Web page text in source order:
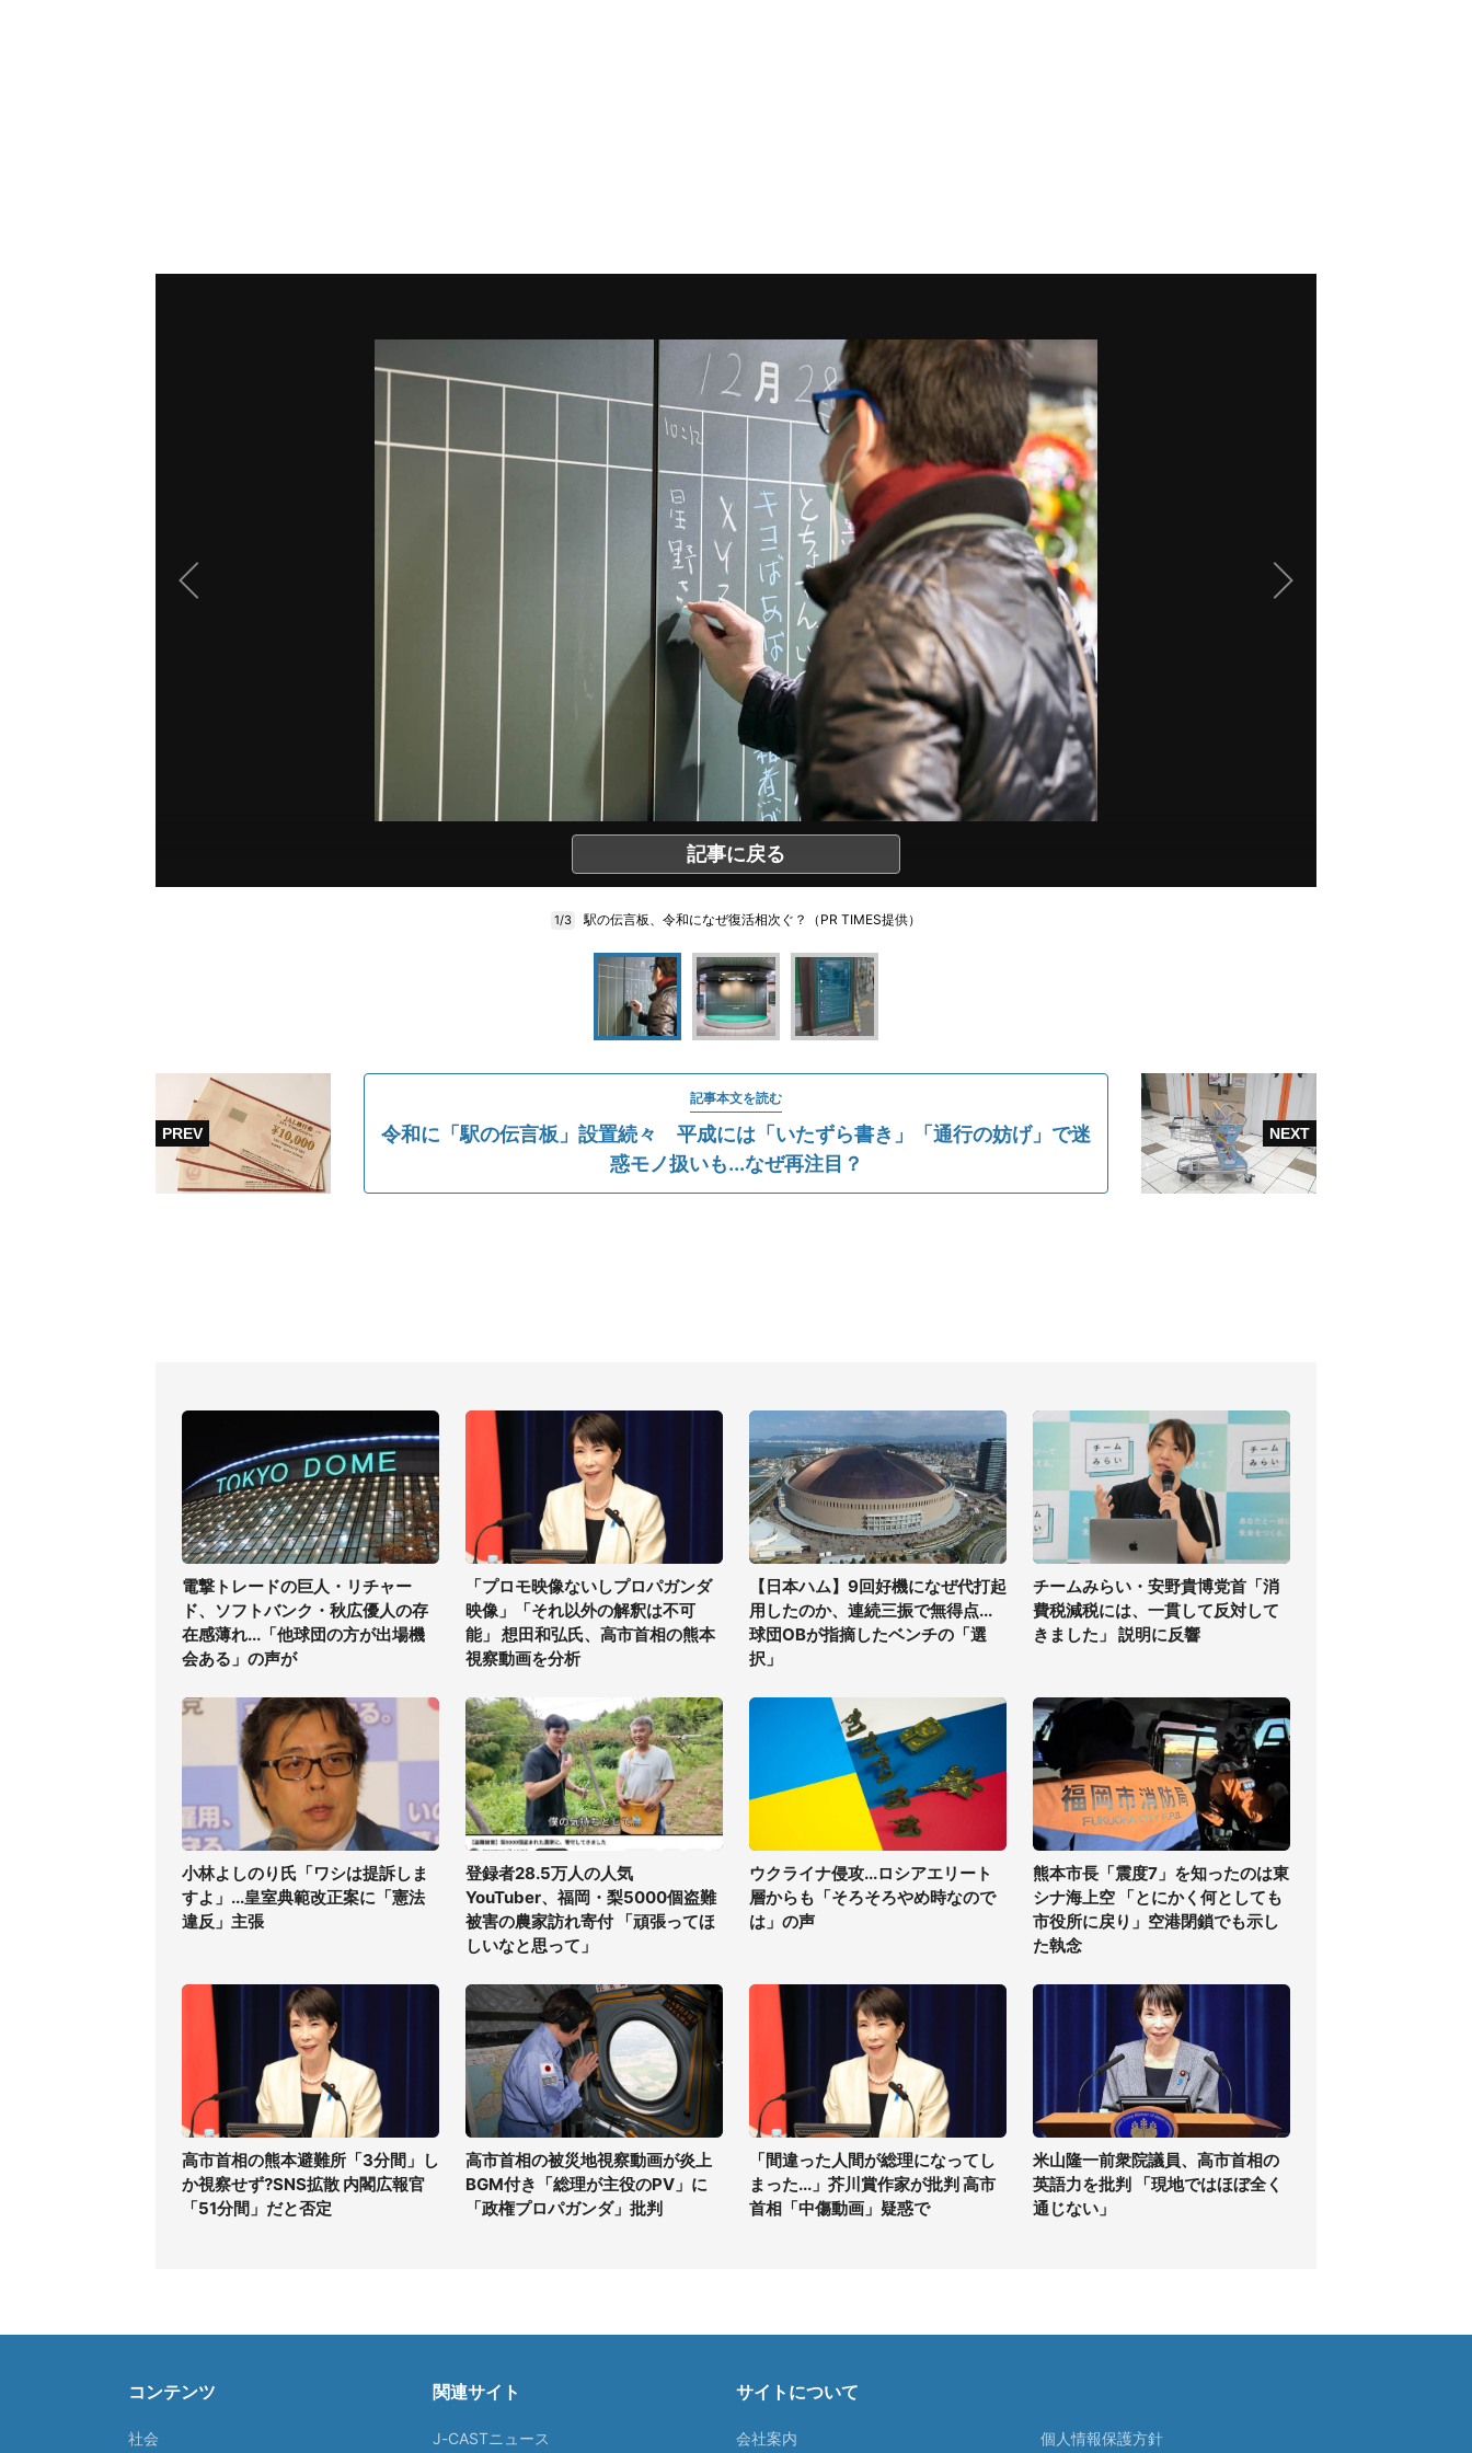
記事に戻る
1/3 駅の伝言板、令和になぜ復活相次ぐ？（PR TIMES提供）
記事本文を読む
令和に「駅の伝言板」設置続々 平成には「いたずら書き」「通行の妨げ」で迷
惑モノ扱いも...なぜ再注目？
電撃トレードの巨人・リチャー
ド、ソフトバンク・秋広優人の存
在感薄れ...「他球団の方が出場機
会ある」の声が
「プロモ映像ないしプロパガンダ
映像」「それ以外の解釈は不可
能」 想田和弘氏、高市首相の熊本
視察動画を分析
【日本ハム】9回好機になぜ代打起
用したのか、連続三振で無得点...
球団OBが指摘したベンチの「選
択」
チームみらい・安野貴博党首「消
費税減税には、一貫して反対して
きました」 説明に反響
小林よしのり氏「ワシは提訴しま
すよ」...皇室典範改正案に「憲法
違反」主張
登録者28.5万人の人気
YouTuber、福岡・梨5000個盗難
被害の農家訪れ寄付 「頑張ってほ
しいなと思って」
ウクライナ侵攻...ロシアエリート
層からも「そろそろやめ時なので
は」の声
熊本市長「震度7」を知ったのは東
シナ海上空 「とにかく何としても
市役所に戻り」空港閉鎖でも示し
た執念
高市首相の熊本避難所「3分間」し
か視察せず?SNS拡散 内閣広報官
「51分間」だと否定
高市首相の被災地視察動画が炎上
BGM付き「総理が主役のPV」に
「政権プロパガンダ」批判
「間違った人間が総理になってし
まった...」芥川賞作家が批判 高市
首相「中傷動画」疑惑で
米山隆一前衆院議員、高市首相の
英語力を批判 「現地ではほぼ全く
通じない」
コンテンツ
社会
関連サイト
J-CASTニュース
サイトについて
会社案内 個人情報保護方針